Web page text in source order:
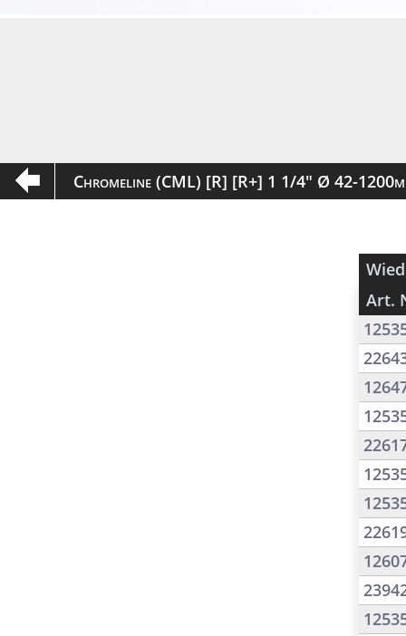
Chromeline (CML) [R] [R+] 1 1/4" Ø 42-
Art.